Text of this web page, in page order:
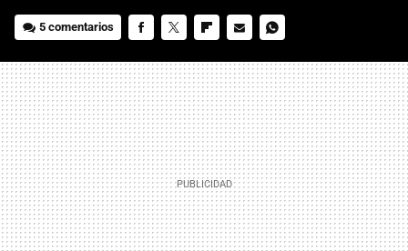
5 comentarios
MAIL